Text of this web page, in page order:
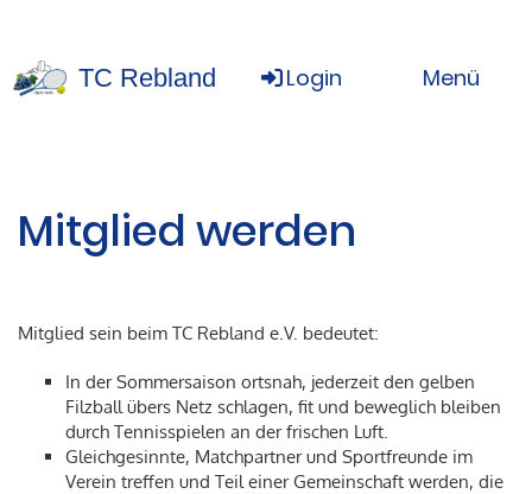
Menü
Login
TC Rebland
Mitglied werden
Mitglied sein beim TC Rebland e.V. bedeutet:
In der Sommersaison ortsnah, jederzeit den gelben
Filzball übers Netz schlagen, fit und beweglich bleiben
durch Tennisspielen an der frischen Luft.
Gleichgesinnte, Matchpartner und Sportfreunde im
Verein treffen und Teil einer Gemeinschaft werden, die